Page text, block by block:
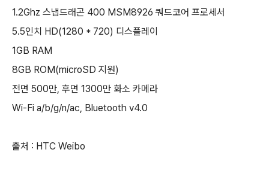
1.2Ghz 스냅드래곤 400 MSM8926 쿼드코어 프로세서
5.5인치 HD(1280 * 720) 디스플레이
1GB RAM
8GB ROM(microSD 지원)
전면 500만, 후면 1300만 화소 카메라
Wi-Fi a/b/g/n/ac, Bluetooth v4.0
출처 : HTC Weibo